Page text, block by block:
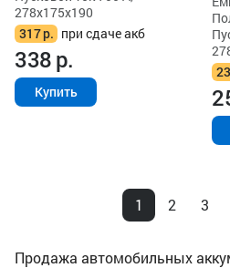
278x175x190
317р. при сдаче акб
338р.
Купить
1 2 3
Продажа автомобильных